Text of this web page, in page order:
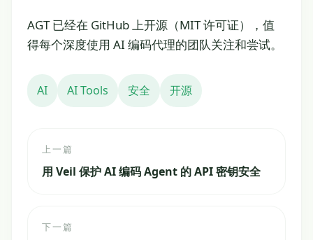
AGT 已经在 GitHub 上开源（MIT 许可证），值
得每个深度使用 AI 编码代理的团队关注和尝试。
AI AI Tools 安全 开源
上一篇
用 Veil 保护 AI 编码 Agent 的 API 密钥安全
下一篇